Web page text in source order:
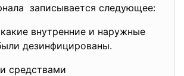
записывается следующее:
внутренние и наружные
дезинфицированы.
средствами